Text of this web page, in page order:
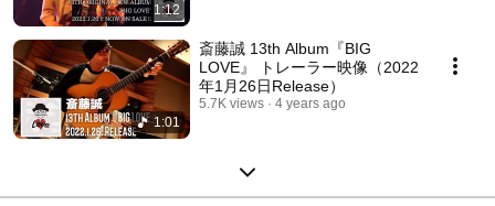
1:12
1:01
斎藤誠 13th Album『BIG
LOVE』 トレーラー映像（2022
年1月26日Release）
5.7K views 4 years ago